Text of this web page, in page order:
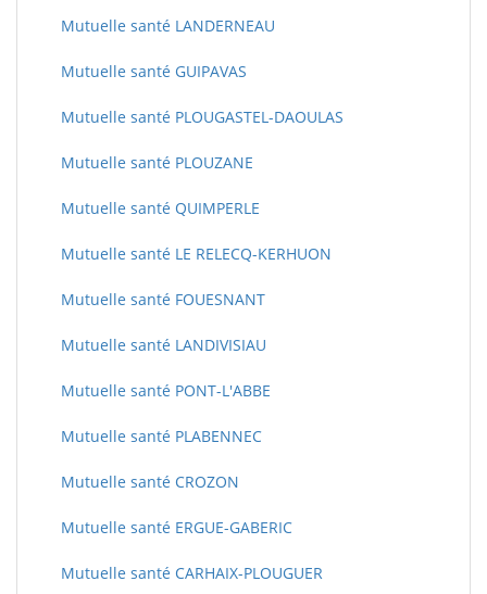
Mutuelle santé LANDERNEAU
Mutuelle santé GUIPAVAS
Mutuelle santé PLOUGASTEL-DAOULAS
Mutuelle santé PLOUZANE
Mutuelle santé QUIMPERLE
Mutuelle santé LE RELECQ-KERHUON
Mutuelle santé FOUESNANT
Mutuelle santé LANDIVISIAU
Mutuelle santé PONT-L'ABBE
Mutuelle santé PLABENNEC
Mutuelle santé CROZON
Mutuelle santé ERGUE-GABERIC
Mutuelle santé CARHAIX-PLOUGUER